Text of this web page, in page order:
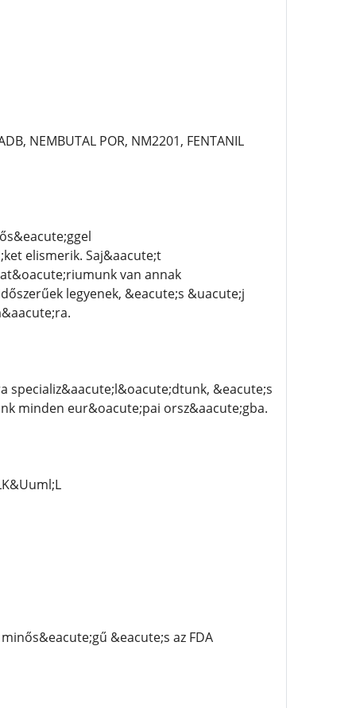
NEMBUTAL POR, NM2201, FENTANIL
elismerik. Saj&aacute;t
van annak
legyenek, &eacute;s &uacute;j
&eacute;s
minden eur&oacute;pai orsz&aacute;gba.
&eacute;s az FDA